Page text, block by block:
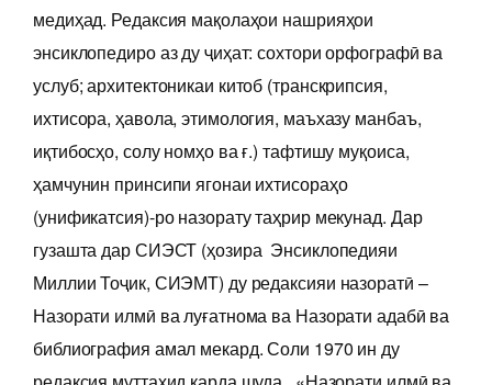
медиҳад. Редаксия мақолаҳои нашрияҳои
энсиклопедиро аз ду ҷиҳат: сохтори орфографӣ ва
услуб; архитектоникаи китоб (транскрипсия,
ихтисора, ҳавола, этимология, маъхазу манбаъ,
иқтибосҳо, солу номҳо ва ғ.) тафтишу муқоиса,
ҳамчунин принсипи ягонаи ихтисораҳо
(унификатсия)-ро назорату таҳрир мекунад. Дар
гузашта дар СИЭСТ (ҳозира Энсиклопедияи
Миллии Тоҷик, СИЭМТ) ду редаксияи назоратӣ –
Назорати илмӣ ва луғатнома ва Назорати адабӣ ва
библиография амал мекард. Соли 1970 ин ду